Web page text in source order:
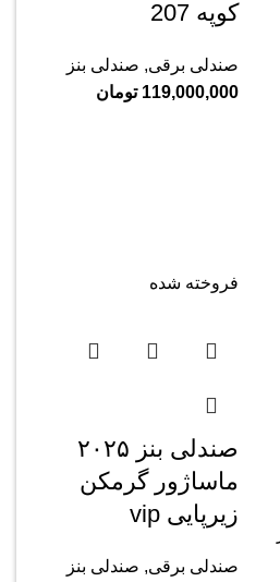
کوپه 207
صندلی برقی, صندلی بنز
119,000,000 تومان
فروخته شده
صندلی بنز ۲۰۲۵
ماساژور گرمکن
زیرپایی vip
صندلی برقی, صندلی بنز